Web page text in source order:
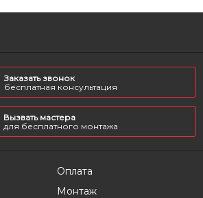
Заказать звонок
бесплатная консультация
Вызвать мастера
для бесплатного монтажа
Оплата
Монтаж